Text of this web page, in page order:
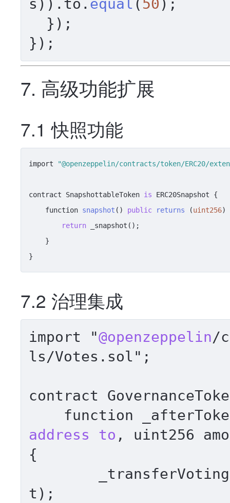
s )). to . equal ( 50 );
7. 高级功能扩展
7.1 快照功能
import "@openzeppelin/contracts/token/ERC20/
contract SnapshottableToken is ERC20Snapshot {
function snapshot () public returns (uint256)
return _snapshot();
7.2 治理集成
import "@openzeppelin/
ls/Votes.sol";
contract
function
address
to , uint256
{
t);